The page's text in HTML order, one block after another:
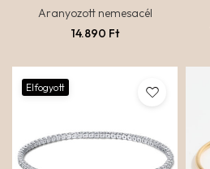
Aranyozott nemesacél
14.890 Ft
Elfogyott